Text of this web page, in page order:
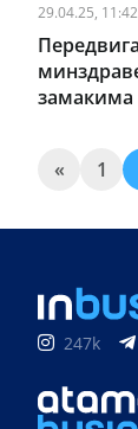
29.04.25, 11:42
« 1
247k